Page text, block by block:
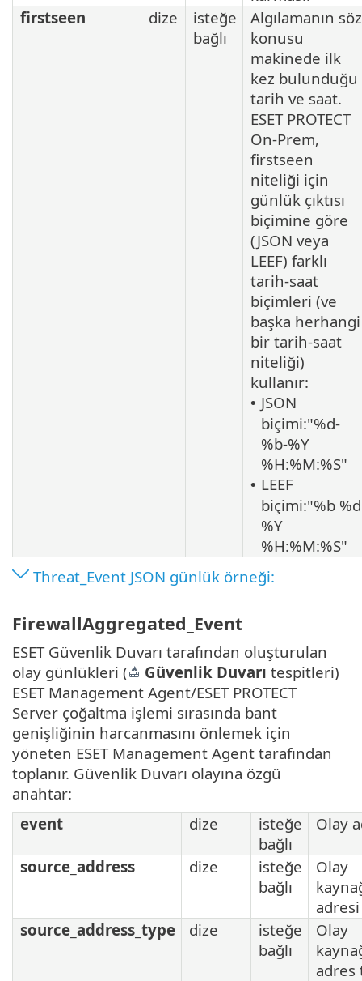
firstseen
dize
isteğe
bağlı
Algılamanın söz
konusu
makinede ilk
kez bulunduğu
tarih ve saat.
ESET PROTECT
On-Prem,
firstseen
niteliği için
günlük çıktısı
biçimine göre
(JSON veya
LEEF) farklı
tarih-saat
biçimleri (ve
başka herhangi
bir tarih-saat
niteliği)
kullanır:
• JSON
biçimi:"%d-
%b-%Y
%H:%M:%S"
• LEEF
biçimi:"%b %d
%Y
%H:%M:%S"
Threat_Event JSON günlük örneği:
FirewallAggregated_Event
ESET Güvenlik Duvarı tarafından oluşturulan
olay günlükleri (
Güvenlik Duvarı tespitleri)
ESET Management Agent/ESET PROTECT
Server çoğaltma işlemi sırasında bant
genişliğinin harcanmasını önlemek için
yöneten ESET Management Agent tarafından
toplanır. Güvenlik Duvarı olayına özgü
anahtar:
event
dize
isteğe
bağlı
Olay
source_address dize
isteğe
bağlı
Olay
adresi
source_address_type
dize
isteğe
bağlı
Olay